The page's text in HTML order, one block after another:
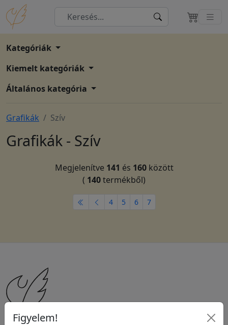
Kategóriák
Kiemelt kategóriák
Általános kategória
Grafikák Szív
Grafikák - Szív
Megjelenítve 141 és 160között
( 140termékből)
4 5 6 7
Figyelem!